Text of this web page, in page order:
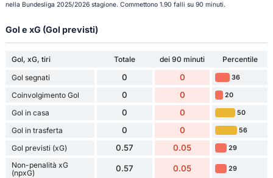
nella Bundesliga 2025/2026 stagione. Commettono 1.90 falli su 90 minuti.
Gol e xG (Gol previsti)
Gol, xG, tiri Totale dei 90 minuti
Percentile
Gol segnati
0 0 36
Coinvolgimento Gol 0 0 20
Gol in casa 0 0 50
Gol in trasferta 0 0 56
Gol previsti (xG) 0.57 0.05 29
Non-penalità xG
(npxG)
0.57 0.05 29